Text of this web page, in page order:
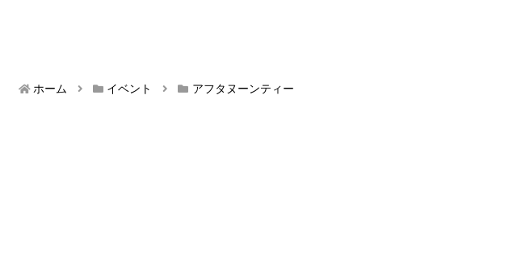
ホーム イベント アフタヌーンティー